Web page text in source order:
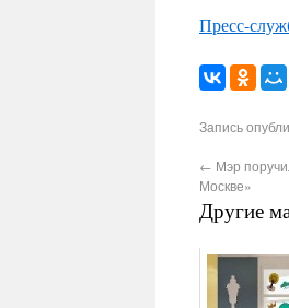
Пресс-
Запись
← Мэр
Москве»
Другие